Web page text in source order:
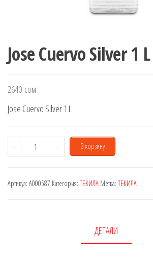
Jose Cuervo Silver 1 L
2640 сом
Jose Cuervo Silver 1 L
-
Количество
товара
Cuervo
+ В корзину
Артикул: A000587 Категория: ТЕКИЛА Метка: ТЕКИЛА
ДЕТАЛИ